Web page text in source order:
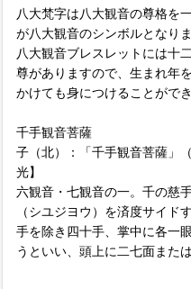
八大梵字は八大観音の尊格を
が八大観音のシンボルとなりま
八大観音ブレスレットには十
尊がありますので、生まれ年
かけても身につけることができ
千手観音菩薩
子（北）：「千手観音菩薩」
光】
六観音・七観音の一。千の慈
（シユジヨウ）を済度サイド
手を除き四十手、掌中に各一
うといい、頭上に二七面また